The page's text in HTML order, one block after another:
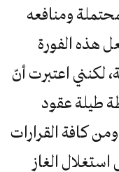
ومنافعه
هذه الفورة
لكنني اعتبرت أنّ
طيلة عقود
كافة القرارات
الغاز